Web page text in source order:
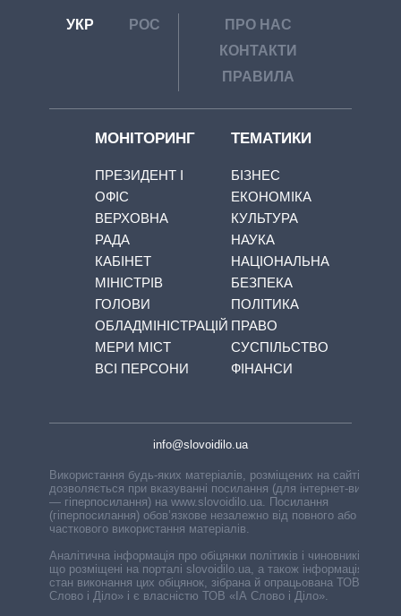
УКР РОС
ПРО НАС
КОНТАКТИ
ПРАВИЛА
МОНІТОРИНГ
ПРЕЗИДЕНТ І
ОФІС
ВЕРХОВНА
РАДА
КАБІНЕТ
МІНІСТРІВ
ГОЛОВИ
ОБЛАДМІНІСТРАЦІЙ
МЕРИ МІСТ
ВСІ ПЕРСОНИ
ТЕМАТИКИ
БІЗНЕС
ЕКОНОМІКА
КУЛЬТУРА
НАУКА
НАЦІОНАЛЬНА
БЕЗПЕКА
ПОЛІТИКА
ПРАВО
СУСПІЛЬСТВО
ФІНАНСИ
info@slovoidilo.ua
Використання будь-яких матеріалів, розміщених на сайті,
дозволяється при вказуванні посилання (для інтернет-видань
— гіперпосилання) на www.slovoidilo.ua. Посилання
(гіперпосилання) обов’язкове незалежно від повного або
часткового використання матеріалів.
Аналітична інформація про обіцянки політиків і чиновників,
що розміщені на порталі slovoidilo.ua, а також інформація про
стан виконання цих обіцянок, зібрана й опрацьована ТОВ «ІА
Слово і Діло» і є власністю ТОВ «ІА Слово і Діло».